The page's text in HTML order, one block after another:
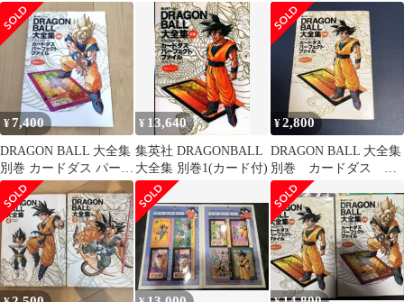
ェクトファイル PART2
ェクトファイル PART1
初版
¥7,400
DRAGON BALL 大全集
別巻 カードダス パーフ
ェクトファイルPART2
¥ 13,640
集英社 DRAGONBALL
大全集 別巻1(カード付)
¥2,800
DRAGON BALL 大全集
別巻 カードダス パ
ーフェクトファイル